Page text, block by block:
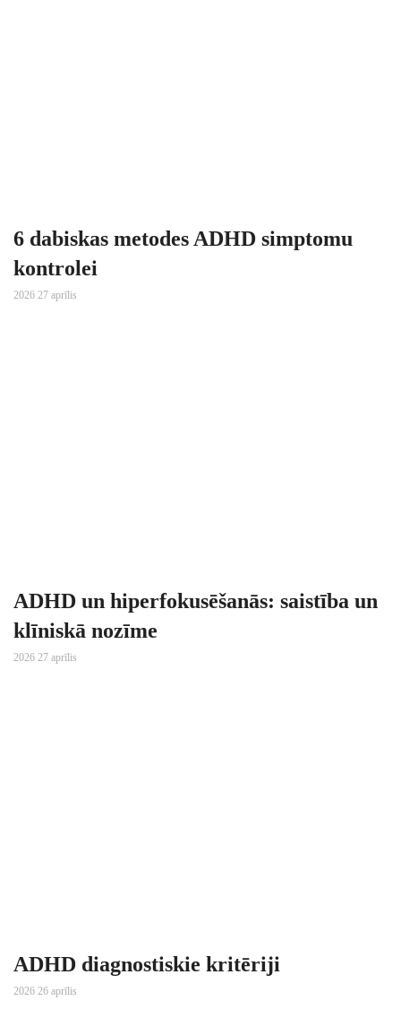
6 dabiskas metodes ADHD simptomu
kontrolei
2026 27 aprīlis
ADHD un hiperfokusēšanās: saistība un
klīniskā nozīme
2026 27 aprīlis
ADHD diagnostiskie kritēriji
2026 26 aprīlis